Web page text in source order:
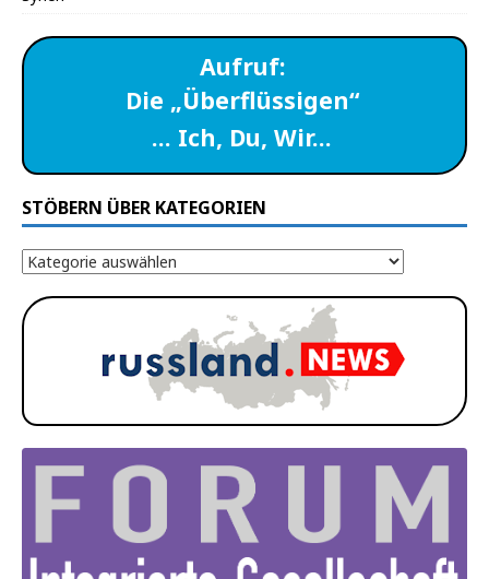
Aufruf:
Die „Überflüssigen“
… Ich, Du, Wir…
STÖBERN ÜBER KATEGORIEN